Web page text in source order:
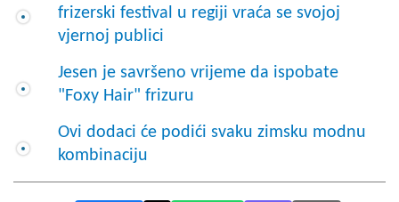
frizerski festival u regiji vraća se svojoj
vjernoj publici
Jesen je savršeno vrijeme da ispobate
"Foxy Hair" frizuru
Ovi dodaci će podići svaku zimsku modnu
kombinaciju